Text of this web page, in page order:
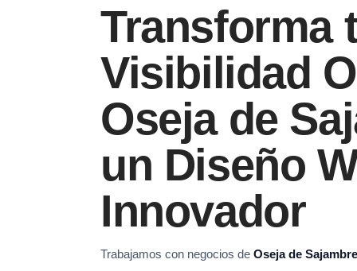
Transforma
Visibilidad
Oseja de
un Diseño
Innovador
Trabajamos con negocios de Oseja de Sajambre